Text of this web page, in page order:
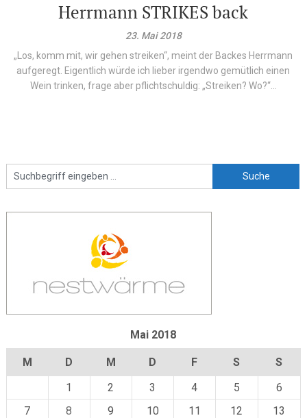
Herrmann STRIKES back
23. Mai 2018
„Los, komm mit, wir gehen streiken“, meint der Backes Herrmann
aufgeregt. Eigentlich würde ich lieber irgendwo gemütlich einen
Wein trinken, frage aber pflichtschuldig: „Streiken? Wo?“...
Mai 2018
M D M D F S
S
1
2 3 4 5
6
7
8 9 10 11 12
13